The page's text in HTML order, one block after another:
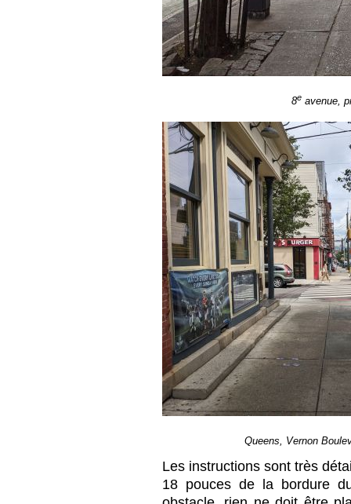
8e avenue,
Queens, Vernon
Les instructions sont très
18 pouces de la bordure